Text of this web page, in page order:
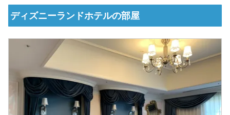
ディズニーランドホテルの部屋